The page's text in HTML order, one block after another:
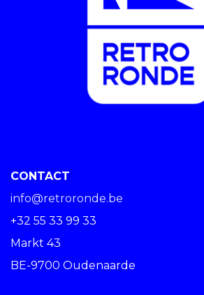
CONTACT
info@retroronde.be
+32 55 33 99 33
Markt 43
BE-9700 Oudenaarde